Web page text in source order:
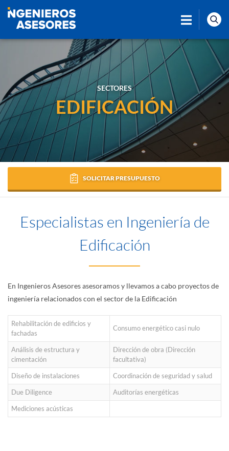
SECTORES
EDIFICACIÓN
SOLICITAR PRESUPUESTO
Especialistas en Ingeniería de
Edificación
En Ingenieros Asesores asesoramos y llevamos a cabo proyectos de
ingeniería relacionados con el sector de la Edificación
Rehabilitación de edificios y
fachadas
Consumo energético casi nulo
Análisis de estructura y
cimentación
Dirección de obra (Dirección
facultativa)
Diseño de instalaciones
Coordinación de seguridad y salud
Due Diligence
Auditorías energéticas
Mediciones acústicas